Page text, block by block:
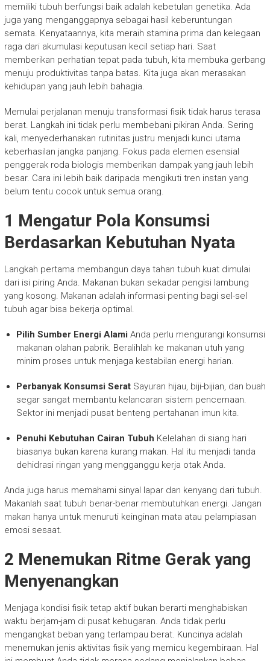
memiliki tubuh berfungsi baik adalah kebetulan genetika. Ada
juga yang menganggapnya sebagai hasil keberuntungan
semata. Kenyataannya, kita meraih stamina prima dan kelegaan
raga dari akumulasi keputusan kecil setiap hari. Saat
memberikan perhatian tepat pada tubuh, kita membuka gerbang
menuju produktivitas tanpa batas. Kita juga akan merasakan
kehidupan yang jauh lebih bahagia.
Memulai perjalanan menuju transformasi fisik tidak harus terasa
berat. Langkah ini tidak perlu membebani pikiran Anda. Sering
kali, menyederhanakan rutinitas justru menjadi kunci utama
keberhasilan jangka panjang. Fokus pada elemen esensial
penggerak roda biologis memberikan dampak yang jauh lebih
besar. Cara ini lebih baik daripada mengikuti tren instan yang
belum tentu cocok untuk semua orang.
1 Mengatur Pola Konsumsi
Berdasarkan Kebutuhan Nyata
Langkah pertama membangun daya tahan tubuh kuat dimulai
dari isi piring Anda. Makanan bukan sekadar pengisi lambung
yang kosong. Makanan adalah informasi penting bagi sel-sel
tubuh agar bisa bekerja optimal.
Pilih Sumber Energi Alami Anda perlu mengurangi konsumsi
makanan olahan pabrik. Beralihlah ke makanan utuh yang
minim proses untuk menjaga kestabilan energi harian.
Perbanyak Konsumsi SeratSayuran hijau, biji-bijian, dan buah
segar sangat membantu kelancaran sistem pencernaan.
Sektor ini menjadi pusat benteng pertahanan imun kita.
Penuhi Kebutuhan Cairan Tubuh Kelelahan di siang hari
biasanya bukan karena kurang makan. Hal itu menjadi tanda
dehidrasi ringan yang mengganggu kerja otak Anda.
Anda juga harus memahami sinyal lapar dan kenyang dari tubuh.
Makanlah saat tubuh benar-benar membutuhkan energi. Jangan
makan hanya untuk menuruti keinginan mata atau pelampiasan
emosi sesaat.
2 Menemukan Ritme Gerak yang
Menyenangkan
Menjaga kondisi fisik tetap aktif bukan berarti menghabiskan
waktu berjam-jam di pusat kebugaran. Anda tidak perlu
mengangkat beban yang terlampau berat. Kuncinya adalah
menemukan jenis aktivitas fisik yang memicu kegembiraan. Hal